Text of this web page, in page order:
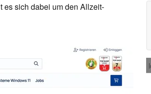
es sich dabei um den Allzeit-